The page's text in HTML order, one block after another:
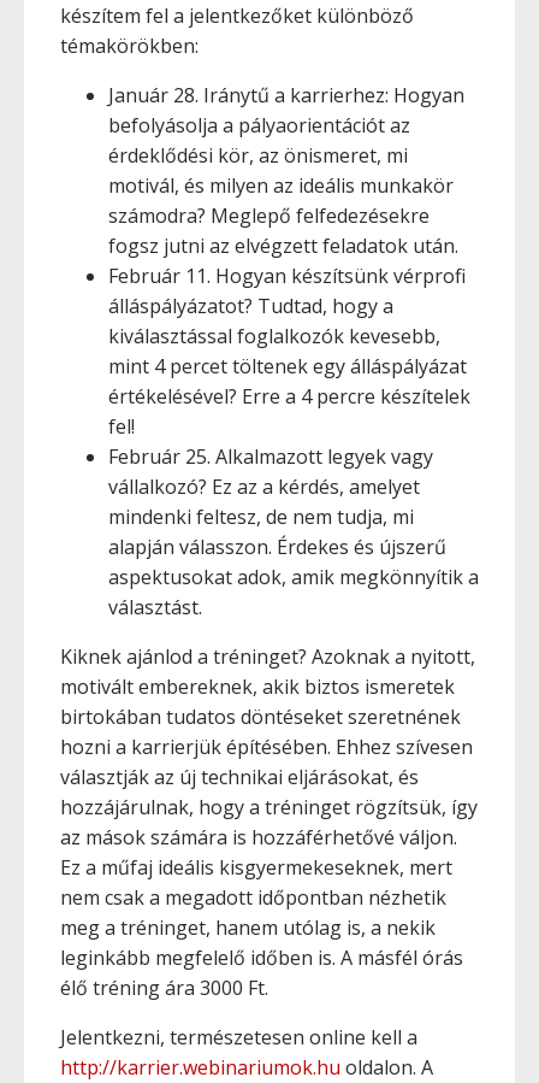
készítem fel a jelentkezőket különböző
témakörökben:
Január 28. Iránytű a karrierhez: Hogyan
befolyásolja a pályaorientációt az
érdeklődési kör, az önismeret, mi
motivál, és milyen az ideális munkakör
számodra? Meglepő felfedezésekre
fogsz jutni az elvégzett feladatok után.
Február 11. Hogyan készítsünk vérprofi
álláspályázatot? Tudtad, hogy a
kiválasztással foglalkozók kevesebb,
mint 4 percet töltenek egy álláspályázat
értékelésével? Erre a 4 percre készítelek
fel!
Február 25. Alkalmazott legyek vagy
vállalkozó? Ez az a kérdés, amelyet
mindenki feltesz, de nem tudja, mi
alapján válasszon. Érdekes és újszerű
aspektusokat adok, amik megkönnyítik a
választást.
Kiknek ajánlod a tréninget? Azoknak a nyitott,
motivált embereknek, akik biztos ismeretek
birtokában tudatos döntéseket szeretnének
hozni a karrierjük építésében. Ehhez szívesen
választják az új technikai eljárásokat, és
hozzájárulnak, hogy a tréninget rögzítsük, így
az mások számára is hozzáférhetővé váljon.
Ez a műfaj ideális kisgyermekeseknek, mert
nem csak a megadott időpontban nézhetik
meg a tréninget, hanem utólag is, a nekik
leginkább megfelelő időben is. A másfél órás
élő tréning ára 3000 Ft.
Jelentkezni, természetesen online kell a
http://karrier.webinariumok.hu oldalon. A